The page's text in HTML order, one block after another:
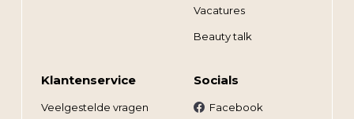
Vacatures
Beauty talk
Klantenservice
Veelgestelde vragen
Socials
Facebook